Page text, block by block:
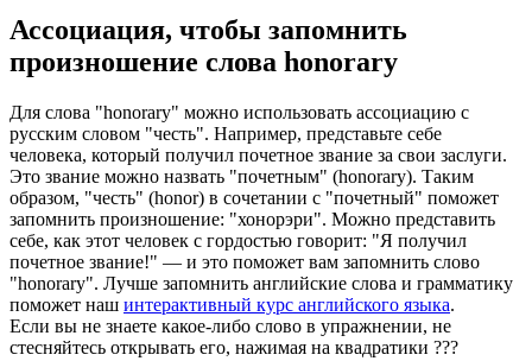
Ассоциация, чтобы запомнить
произношение слова honorary
Для слова "honorary" можно использовать ассоциацию с
русским словом "честь". Например, представьте себе
человека, который получил почетное звание за свои заслуги.
Это звание можно назвать "почетным" (honorary). Таким
образом, "честь" (honor) в сочетании с "почетный" поможет
запомнить произношение: "хонорэри". Можно представить
себе, как этот человек с гордостью говорит: "Я получил
почетное звание!" — и это поможет вам запомнить слово
"honorary". Лучше запомнить английские слова и грамматику
поможет наш интерактивный курс английского языка.
Если вы не знаете какое-либо слово в упражнении, не
стесняйтесь открывать его, нажимая на квадратики ???